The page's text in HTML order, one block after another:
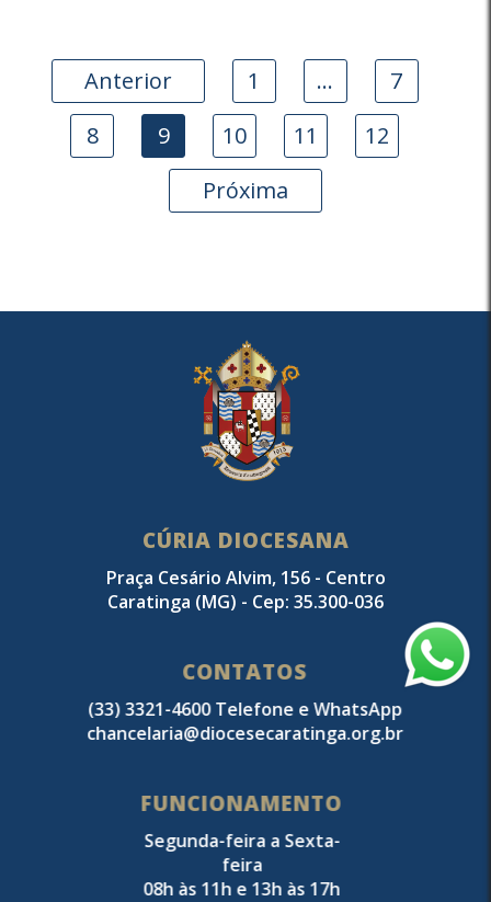
Anterior 1 …
7
8
9 10 11
12
Próxima
CÚRIA DIOCESANA
Praça Cesário Alvim, 156 - Centro
Caratinga (MG) - Cep: 35.300-036
CONTATOS
(33) 3321-4600 Telefone e WhatsApp
chancelaria@diocesecaratinga.org.br
FUNCIONAMENTO
Segunda-feira a Sexta-
feira
08h às 11h e 13h às 17h